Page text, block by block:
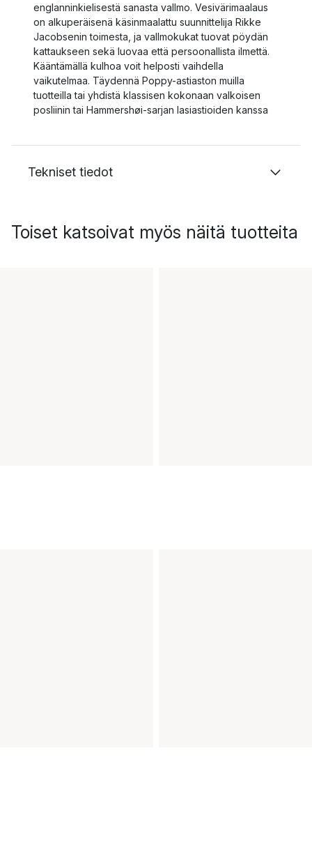
englanninkielisestä sanasta vallmo. Vesivärimaalaus
on alkuperäisenä käsinmaalattu suunnittelija Rikke
Jacobsenin toimesta, ja vallmokukat tuovat pöydän
kattaukseen sekä luovaa että persoonallista ilmettä.
Kääntämällä kulhoa voit helposti vaihdella
vaikutelmaa. Täydennä Poppy-astiaston muilla
tuotteilla tai yhdistä klassisen kokonaan valkoisen
posliinin tai Hammershøi-sarjan lasiastioiden kanssa
Tekniset tiedot
Toiset katsoivat myös näitä tuotteita